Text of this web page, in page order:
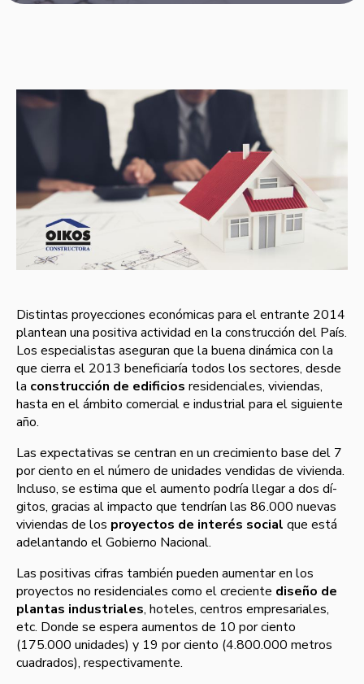
Distintas proyecciones económicas para el entrante 2014
plantean una positiva actividad en la construcción del Paí­s.
Los especialistas aseguran que la buena dinámica con la
que cierra el 2013 beneficiarí­a todos los sectores, desde
la construcción de edificios residenciales, viviendas,
hasta en el ámbito comercial e industrial para el siguiente
año.
Las expectativas se centran en un crecimiento base del 7
por ciento en el número de unidades vendidas de vivienda.
Incluso, se estima que el aumento podrí­a llegar a dos dí­
gitos, gracias al impacto que tendrí­an las 86.000 nuevas
viviendas de los proyectos de interés social que está
adelantando el Gobierno Nacional.
Las positivas cifras también pueden aumentar en los
proyectos no residenciales como el creciente diseño de
plantas industriales, hoteles, centros empresariales,
etc. Donde se espera aumentos de 10 por ciento
(175.000 unidades) y 19 por ciento (4.800.000 metros
cuadrados), respectivamente.